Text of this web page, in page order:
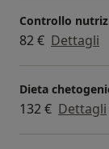
Controllo
82 € Dettagli
Dieta
132 € Dettagli